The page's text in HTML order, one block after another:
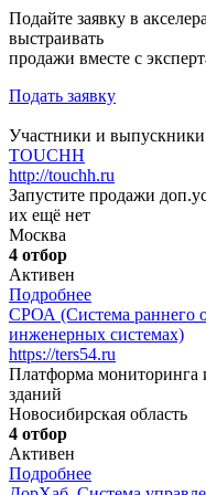
Подайте заявку в
выстраивать
продажи вместе с
Подать заявку
Участники и выпускники
TOUCHH
http://touchh.ru
Запустите продажи
их ещё нет
Москва
4 отбор
Активен
Подробнее
СРОА (Система раннего
инженерных системах)
https://ters54.ru
Платформа мониторинга
зданий
Новосибирская область
4 отбор
Активен
Подробнее